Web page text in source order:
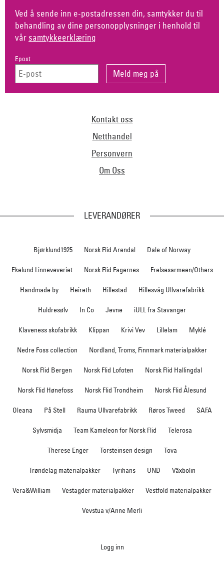
Ved å sende inn e-postadressen din, samtykker du til
behandling av dine personopplysninger i henhold til
vår samtykkeerklæring
Epost
Kontakt oss
Netthandel
Personvern
Om Oss
LEVERANDØRER
Bjørklund1925 Norsk Flid Arendal Dale of Norway
Ekelund Linneveveriet Norsk Flid Fagernes Frelsesarmeen/Others
Handmade by Heireth Hillestad Hillesvåg Ullvarefabrikk
Huldresølv In Co Jevne iULL fra Stavanger
Klaveness skofabrikk Klippan Krivi Vev Lillelam Myklé
Nedre Foss collection Nordland, Troms, Finnmark materialpakker
Norsk Flid Bergen Norsk Flid Lofoten Norsk Flid Hallingdal
Norsk Flid Hønefoss Norsk Flid Trondheim Norsk Flid Ålesund
Oleana På Stell Rauma Ullvarefabrikk Røros Tweed SAFA
Sylvsmidja Team Kameleon for Norsk Flid Telerosa
Therese Enger Torsteinsen design Tova
Trøndelag materialpakker Tyrihans UND Växbolin
Vera&William Vestagder materialpakker Vestfold materialpakker
Vevstua v/Anne Merli
Logg inn